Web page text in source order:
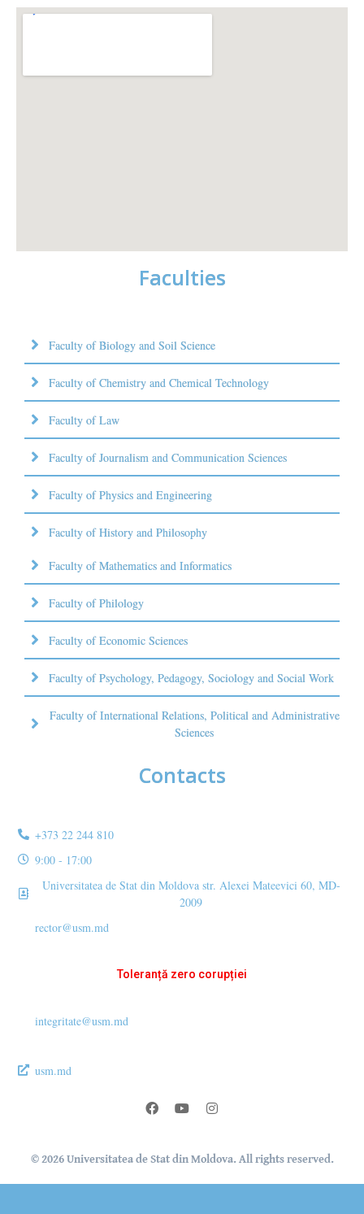
Faculties
Faculty of Biology and Soil Science
Faculty of Chemistry and Chemical Technology
Faculty of Law
Faculty of Journalism and Communication Sciences
Faculty of Physics and Engineering
Faculty of History and Philosophy
Faculty of Mathematics and Informatics
Faculty of Philology
Faculty of Economic Sciences
Faculty of Psychology, Pedagogy, Sociology and Social Work
Faculty of International Relations, Political and Administrative
Sciences
Contacts
+373 22 244 810
9:00 - 17:00
Universitatea de Stat din Moldova str. Alexei Mateevici 60, MD-
2009
rector@usm.md
Toleranță zero corupției
integritate@usm.md
usm.md
© 2026 Universitatea de Stat din Moldova. All rights reserved.